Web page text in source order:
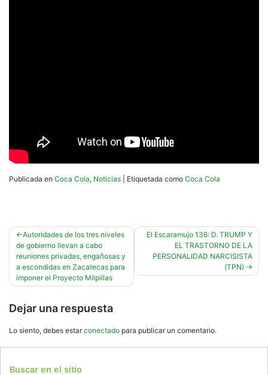
Publicada en Coca Cola, Noticias Etiquetada como Coca Cola
Navegación
de
entradas
Autoridades de los tres niveles
de gobierno llevan a cabo
reuniones privadas, engañosas y
a escondidas en Zacatecas para
imponer el Proyecto Milpillas
El Escaramujo 136: D. TRUMP Y
EL TRASTORNO DE LA
PERSONALIDAD NARCISISTA
(TPN)
Dejar una respuesta
Lo siento, debes estarconectado para publicar un comentario.
Buscar en el sitio